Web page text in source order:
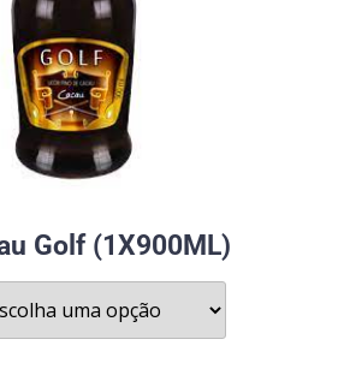
Golf (1X900ML)